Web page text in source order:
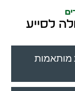
לסייע
מותאמות